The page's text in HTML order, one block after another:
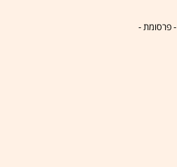
- פרסומת -